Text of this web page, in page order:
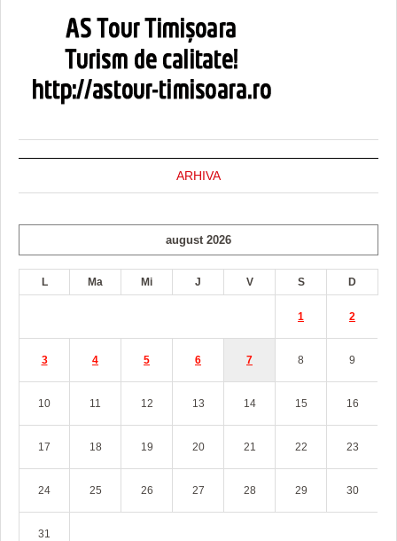
ARHIVA
august 2026
L Ma Mi J V S D
1 2
3 4 5 6 7 8 9
10 11 12 13 14 15 16
17 18 19 20 21 22 23
24 25 26 27 28 29 30
31